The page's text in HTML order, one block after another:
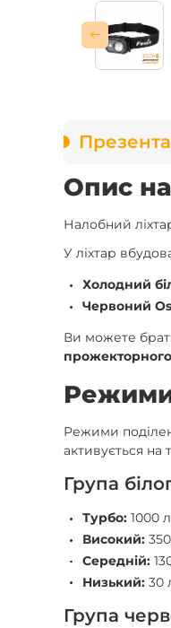
Опис
Налобний
У ліхтар
Холодний
Червоний
Ви можете
Режими
Режими
активується на
Група
Турбо:1000
Високий:
Середній:
Низький:30
Група